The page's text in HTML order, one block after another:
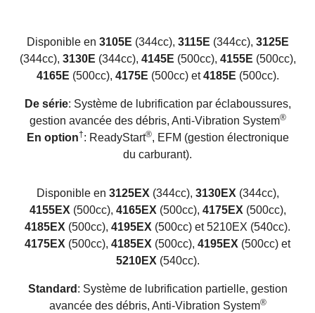
Disponible en 3105E (344cc), 3115E (344cc), 3125E
(344cc), 3130E (344cc), 4145E (500cc), 4155E (500cc),
4165E (500cc), 4175E (500cc) et4185E (500cc).
De série: Système de lubrification par éclaboussures,
gestion avancée des débris, Anti-Vibration System®
En option†: ReadyStart®, EFM (gestion électronique
du carburant).
Disponible en 3125EX (344cc), 3130EX (344cc),
4155EX (500cc), 4165EX (500cc), 4175EX (500cc),
4185EX (500cc), 4195EX (500cc) et 5210EX (540cc).
4175EX (500cc), 4185EX (500cc), 4195EX (500cc) et
5210EX (540cc).
Standard : Système de lubrification partielle, gestion
avancée des débris, Anti-Vibration System®